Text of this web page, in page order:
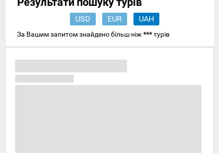
USD EUR UAH
За Вашим запитом знайдено більш ніж ***турів